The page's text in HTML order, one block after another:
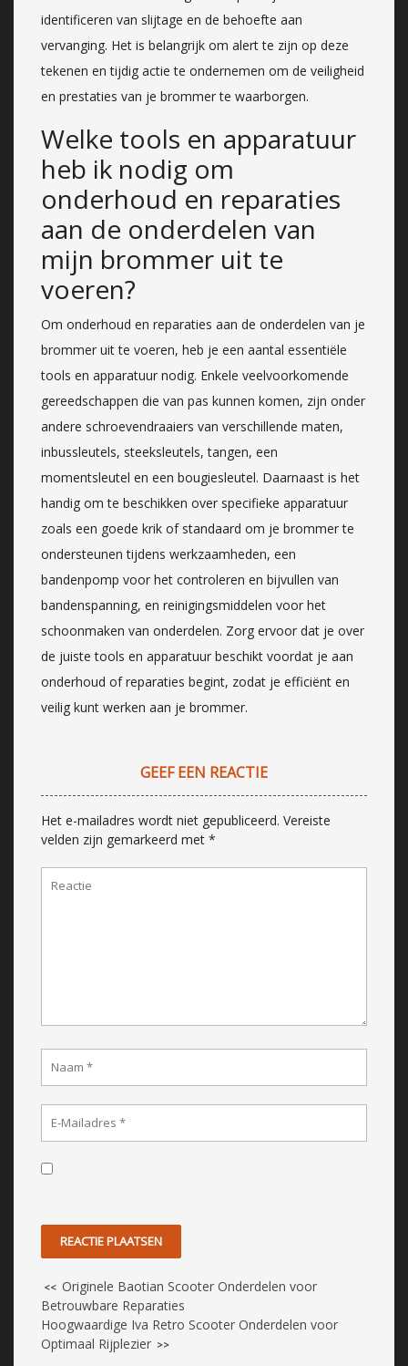
identificeren van slijtage en de behoefte aan
vervanging. Het is belangrijk om alert te zijn op deze
tekenen en tijdig actie te ondernemen om de veiligheid
en prestaties van je brommer te waarborgen.
Welke tools en apparatuur
heb ik nodig om
onderhoud en reparaties
aan de onderdelen van
mijn brommer uit te
voeren?
Om onderhoud en reparaties aan de onderdelen van je
brommer uit te voeren, heb je een aantal essentiële
tools en apparatuur nodig. Enkele veelvoorkomende
gereedschappen die van pas kunnen komen, zijn onder
andere schroevendraaiers van verschillende maten,
inbussleutels, steeksleutels, tangen, een
momentsleutel en een bougiesleutel. Daarnaast is het
handig om te beschikken over specifieke apparatuur
zoals een goede krik of standaard om je brommer te
ondersteunen tijdens werkzaamheden, een
bandenpomp voor het controleren en bijvullen van
bandenspanning, en reinigingsmiddelen voor het
schoonmaken van onderdelen. Zorg ervoor dat je over
de juiste tools en apparatuur beschikt voordat je aan
onderhoud of reparaties begint, zodat je efficiënt en
veilig kunt werken aan je brommer.
GEEF EEN REACTIE
Het e-mailadres wordt niet gepubliceerd. Vereiste
velden zijn gemarkeerd met *
<< Originele Baotian Scooter Onderdelen voor
Betrouwbare Reparaties
Hoogwaardige Iva Retro Scooter Onderdelen voor
Optimaal Rijplezier >>